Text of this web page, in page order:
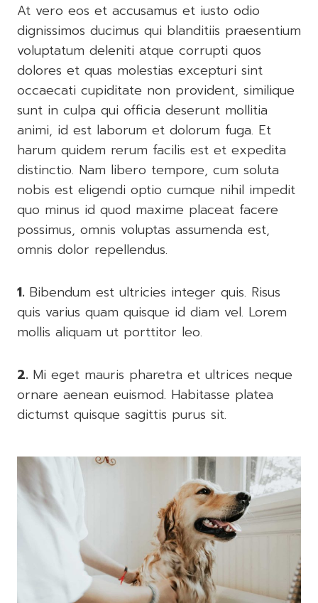
At vero eos et accusamus et iusto odio
dignissimos ducimus qui blanditiis praesentium
voluptatum deleniti atque corrupti quos
dolores et quas molestias excepturi sint
occaecati cupiditate non provident, similique
sunt in culpa qui officia deserunt mollitia
animi, id est laborum et dolorum fuga. Et
harum quidem rerum facilis est et expedita
distinctio. Nam libero tempore, cum soluta
nobis est eligendi optio cumque nihil impedit
quo minus id quod maxime placeat facere
possimus, omnis voluptas assumenda est,
omnis dolor repellendus.
1. Bibendum est ultricies integer quis. Risus
quis varius quam quisque id diam vel. Lorem
mollis aliquam ut porttitor leo.
2. Mi eget mauris pharetra et ultrices neque
ornare aenean euismod. Habitasse platea
dictumst quisque sagittis purus sit.